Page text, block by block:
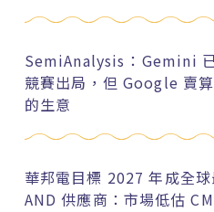
SemiAnalysis：Gemini
競賽出局，但 Google 賣
的生意
華邦電目標 2027 年成全
AND 供應商：市場低估